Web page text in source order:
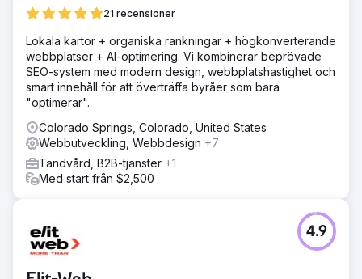
21 recensioner
Lokala kartor + organiska rankningar + högkonverterande
webbplatser + AI-optimering. Vi kombinerar beprövade
SEO-system med modern design, webbplatshastighet och
smart innehåll för att överträffa byråer som bara
"optimerar".
Colorado Springs, Colorado, United States
Webbutveckling, Webbdesign +7
Tandvård, B2B-tjänster +1
Med start från $2,500
4.9